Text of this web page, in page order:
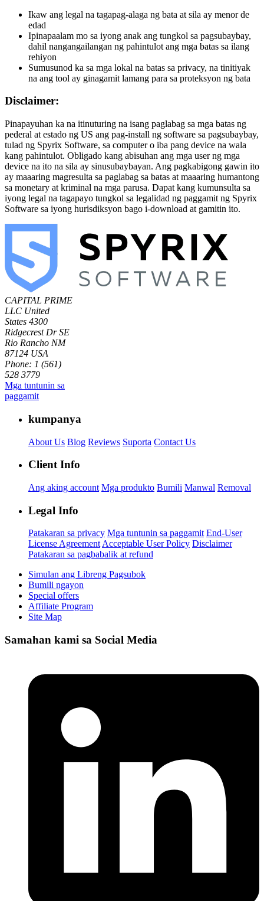
Ikaw ang legal na tagapag-alaga ng bata at sila ay menor de
edad
Ipinapaalam mo sa iyong anak ang tungkol sa pagsubaybay,
dahil nangangailangan ng pahintulot ang mga batas sa ilang
rehiyon
Sumusunod ka sa mga lokal na batas sa privacy, na tinitiyak
na ang tool ay ginagamit lamang para sa proteksyon ng bata
Disclaimer:
Pinapayuhan ka na itinuturing na isang paglabag sa mga batas ng
pederal at estado ng US ang pag-install ng software sa pagsubaybay,
tulad ng Spyrix Software, sa computer o iba pang device na wala
kang pahintulot. Obligado kang abisuhan ang mga user ng mga
device na ito na sila ay sinusubaybayan. Ang pagkabigong gawin ito
ay maaaring magresulta sa paglabag sa batas at maaaring humantong
sa monetary at kriminal na mga parusa. Dapat kang kumunsulta sa
iyong legal na tagapayo tungkol sa legalidad ng paggamit ng Spyrix
Software sa iyong hurisdiksyon bago i-download at gamitin ito.
CAPITAL PRIME
LLC United
States 4300
Ridgecrest Dr SE
Rio Rancho NM
87124 USA
Phone: 1 (561)
528 3779
Mga tuntunin sa
paggamit
kumpanya
About Us Blog Reviews Suporta Contact Us
Client Info
Ang aking account Mga produkto Bumili Manwal Removal
Legal Info
Patakaran sa privacy Mga tuntunin sa paggamit End-User
License AgreementAcceptable User Policy Disclaimer
Patakaran sa pagbabalik at refund
Simulan ang Libreng Pagsubok
Bumili ngayon
Special offers
Affiliate Program
Site Map
Samahan kami sa Social Media